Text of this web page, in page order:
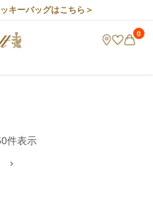
キーバッグはこちら＞
0
件表示